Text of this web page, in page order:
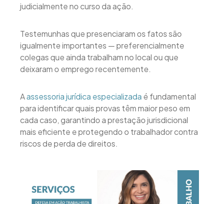
judicialmente no curso da ação.
Testemunhas que presenciaram os fatos são
igualmente importantes — preferencialmente
colegas que ainda trabalham no local ou que
deixaram o emprego recentemente.
Aassessoria jurídica especializada é fundamental
para identificar quais provas têm maior peso em
cada caso, garantindo a prestação jurisdicional
mais eficiente e protegendo o trabalhador contra
riscos de perda de direitos.